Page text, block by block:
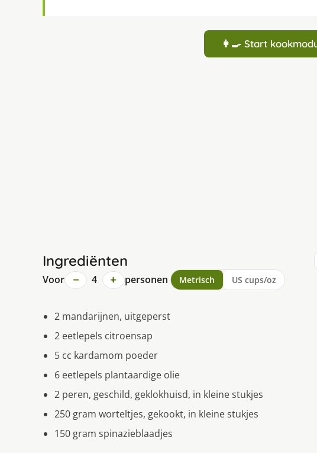
👩‍🍳 Start
Ingrediënten
Voor − 4 + personen Metrisch US cups/oz
2 mandarijnen, uitgeperst
2 eetlepels citroensap
5 cc kardamom poeder
6 eetlepels plantaardige olie
2 peren, geschild, geklokhuisd, in kleine stukjes
250 gram worteltjes, gekookt, in kleine stukjes
150 gram spinazieblaadjes